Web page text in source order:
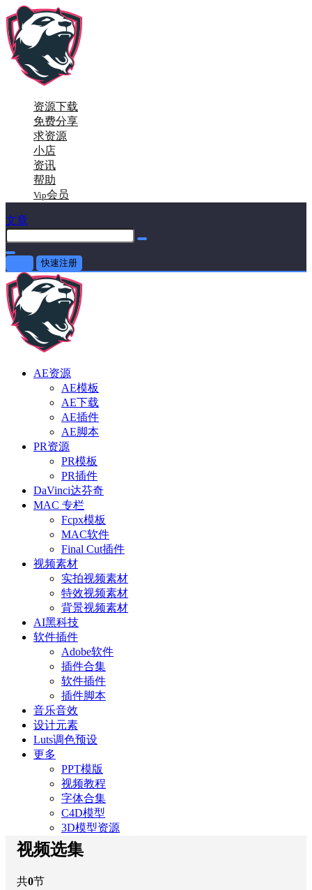
资源下载
免费分享
求资源
小店
资讯
帮助
Vip会员
文章
快速注册
AE资源
AE模板
AE下载
AE插件
AE脚本
PR资源
PR模板
PR插件
DaVinci达芬奇
MAC 专栏
Fcpx模板
MAC软件
Final Cut插件
视频素材
实拍视频素材
特效视频素材
背景视频素材
AI黑科技
软件插件
Adobe软件
插件合集
软件插件
插件脚本
音乐音效
设计元素
Luts调色预设
更多
PPT模版
视频教程
字体合集
C4D模型
3D模型资源
视频选集
共0节